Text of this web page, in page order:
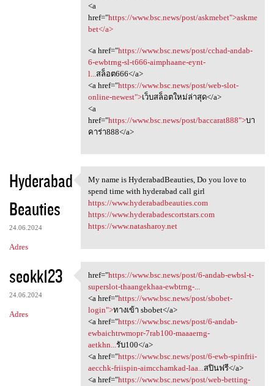
<a
href="https://www.bsc.news/post/askmebet">askme
bet</a>
<a href="https://www.bsc.news/post/cchad-andab-
6-ewbtrng-sl-t666-aimphaane-eynt-
l... สล็อต666</a>
<a href="https://www.bsc.news/post/web-slot-
online-newest">เว็บสล็อตใหม่ล่าสุด</a>
<a
href="https://www.bsc.news/post/baccarat888">บา
คาร่า888</a>
Hyderabad
Beauties
24.06.2024
Adres
My name is HyderabadBeauties,
My name is HyderabadBeauties, Do you love to
spend time with hyderabad call girl
https://www.hyderabadbeauties.com
https://www.hyderabadescortstars.com
https://www.natasharoy.net
seokk123
24.06.2024
Adres
href="https://www.bsc.news
href="https://www.bsc.news/post/6-andab-ewbsl-t-
superslot-thaangekhaa-ewbtrng-...
<a href="https://www.bsc.news/post/sbobet-
login">ทางเข้า sbobet</a>
<a href="https://www.bsc.news/post/6-andab-
ewbaichtrwmopr-7rab100-maaaerng-
aetkhn...รับ100</a>
<a href="https://www.bsc.news/post/6-ewb-spinfrii-
aecchk-friispin-aimcchamkad-laa...สปินฟรี</a>
<a href="https://www.bsc.news/post/web-betting-